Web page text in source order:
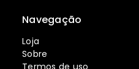
Navegação
Loja
Sobre